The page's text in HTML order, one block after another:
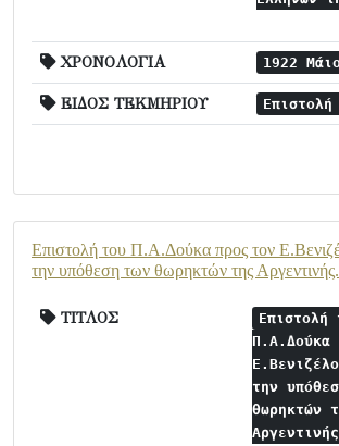
ΧΡΟΝΟΛΟΓΙΑ 1922
ΕΙΔΟΣ ΤΕΚΜΗΡΙΟΥ Επιστολή
Επιστολή του Π.Α.Δούκα προς τον
την υπόθεση των θωρηκτών της Αργεντινής.
ΤΙΤΛΟΣ
Επιστολή
Π.Α.Δούκα
την
θωρηκτών